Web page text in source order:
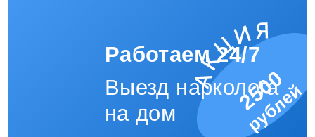
2500
рублей
Работаем 24/7
Выезд нарколога
на дом